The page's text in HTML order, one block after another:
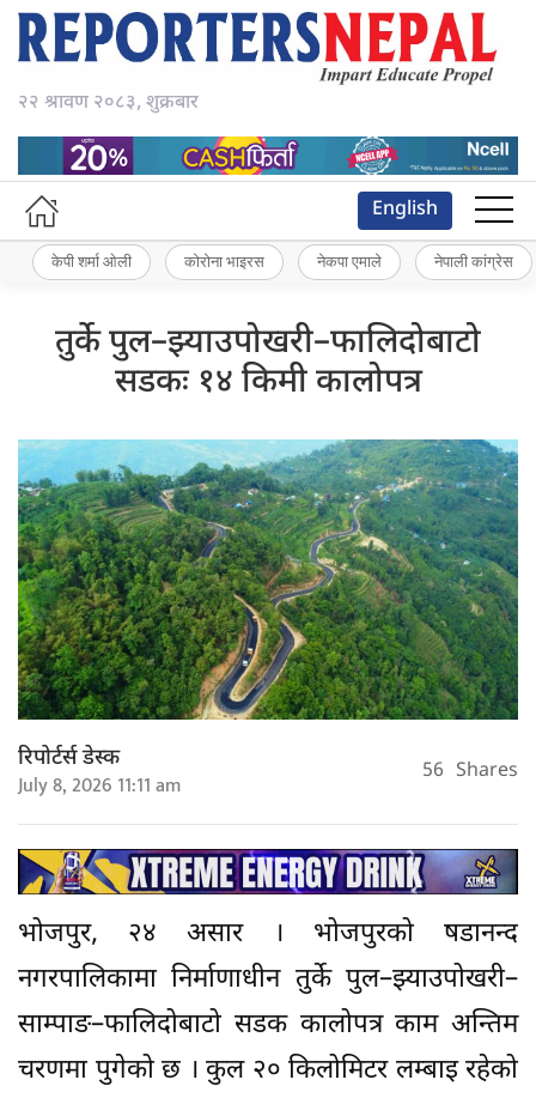
२२ श्रावण २०८३, शुक्रबार
English
केपी शर्मा ओली कोरोना भाइरस नेकपा एमाले नेपाली कांग्रेस
तुर्के पुल–झ्याउपोखरी–फालिदोबाटो
सडकः १४ किमी कालोपत्र
रिपोर्टर्स डेस्क
July 8, 2026 11:11 am 56 Shares
भोजपुर, २४ असार । भोजपुरको षडानन्द
नगरपालिकामा निर्माणाधीन तुर्के पुल–झ्याउपोखरी–
साम्पाङ–फालिदोबाटो सडक कालोपत्र काम अन्तिम
चरणमा पुगेको छ । कुल २० किलोमिटर लम्बाइ रहेको